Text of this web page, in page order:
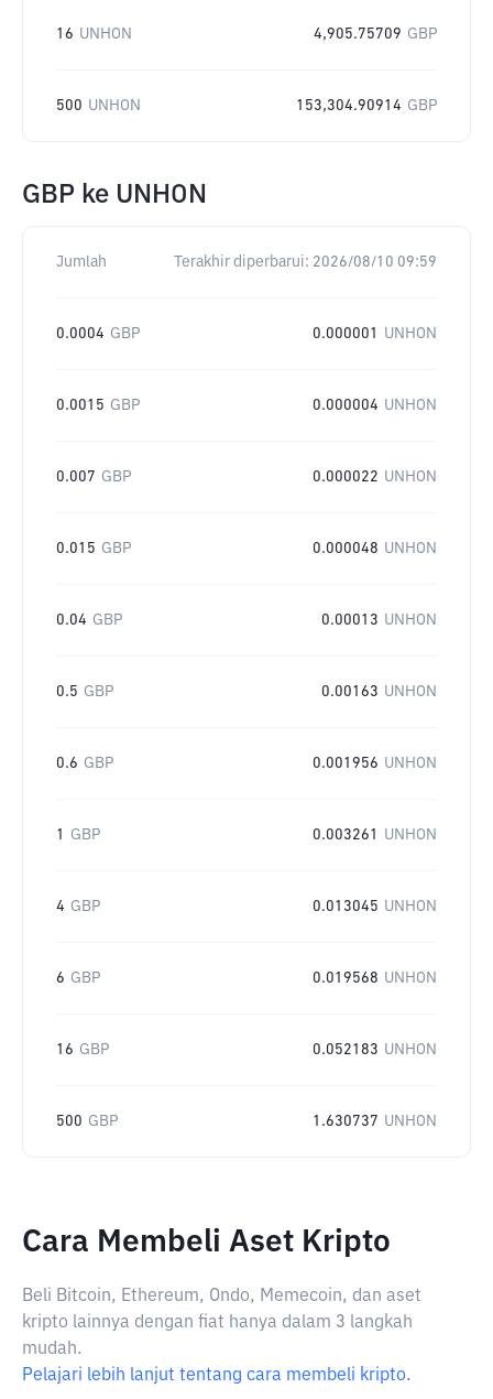
16 UNHON 4,905.75709 GBP
500 UNHON 153,304.90914 GBP
GBP ke UNHON
Jumlah Terakhir diperbarui: 2026/08/10 09:59
0.0004 GBP 0.000001 UNHON
0.0015 GBP 0.000004 UNHON
0.007 GBP 0.000022 UNHON
0.015 GBP 0.000048 UNHON
0.04 GBP 0.00013 UNHON
0.5 GBP 0.00163 UNHON
0.6 GBP 0.001956 UNHON
1 GBP 0.003261 UNHON
4 GBP 0.013045 UNHON
6 GBP 0.019568 UNHON
16 GBP 0.052183 UNHON
500 GBP 1.630737 UNHON
Cara Membeli Aset Kripto
Beli Bitcoin, Ethereum, Ondo, Memecoin, dan aset
kripto lainnya dengan fiat hanya dalam 3 langkah
mudah.
Pelajari lebih lanjut tentang cara membeli kripto.